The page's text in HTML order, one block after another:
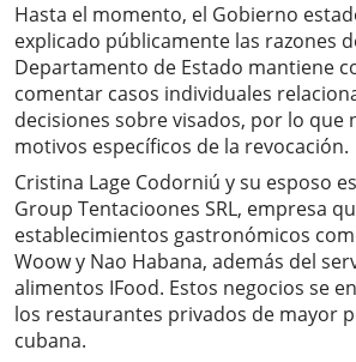
Hasta el momento, el Gobierno
explicado públicamente las razones
Departamento de Estado mantiene
comentar casos individuales
decisiones sobre visados, por lo que
motivos específicos de la revocación.
Cristina Lage Codorniú y su esposo
Group Tentacioones SRL, empresa
establecimientos gastronómicos
Woow y Nao Habana, además del
alimentos IFood. Estos negocios se
los restaurantes privados de mayor
cubana.